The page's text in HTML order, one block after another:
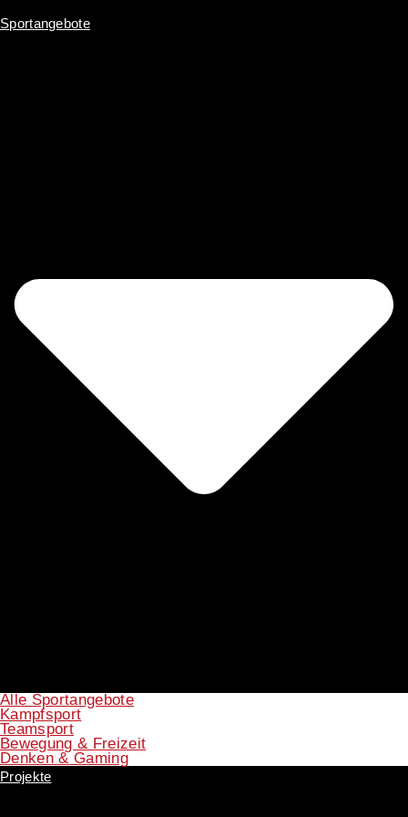
Sportangebote
Alle Sportangebote
Kampfsport
Teamsport
Bewegung & Freizeit
Denken & Gaming
Projekte